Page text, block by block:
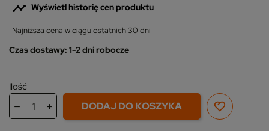
 Wyświetl historię cen produktu
Najniższa cena w ciągu ostatnich 30 dni
Czas dostawy: 1-2 dni robocze
Ilość
DODAJ DO KOSZYKA